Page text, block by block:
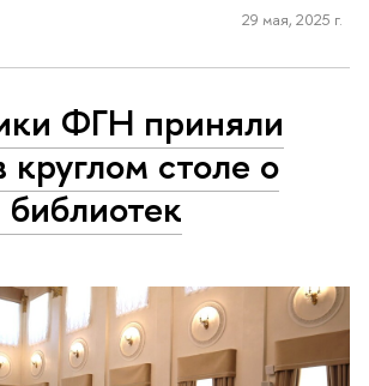
29 мая, 2025 г.
ФГН приняли
круглом столе о